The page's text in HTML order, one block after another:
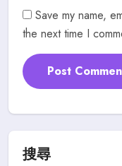
Save my name,
the next time I
搜尋